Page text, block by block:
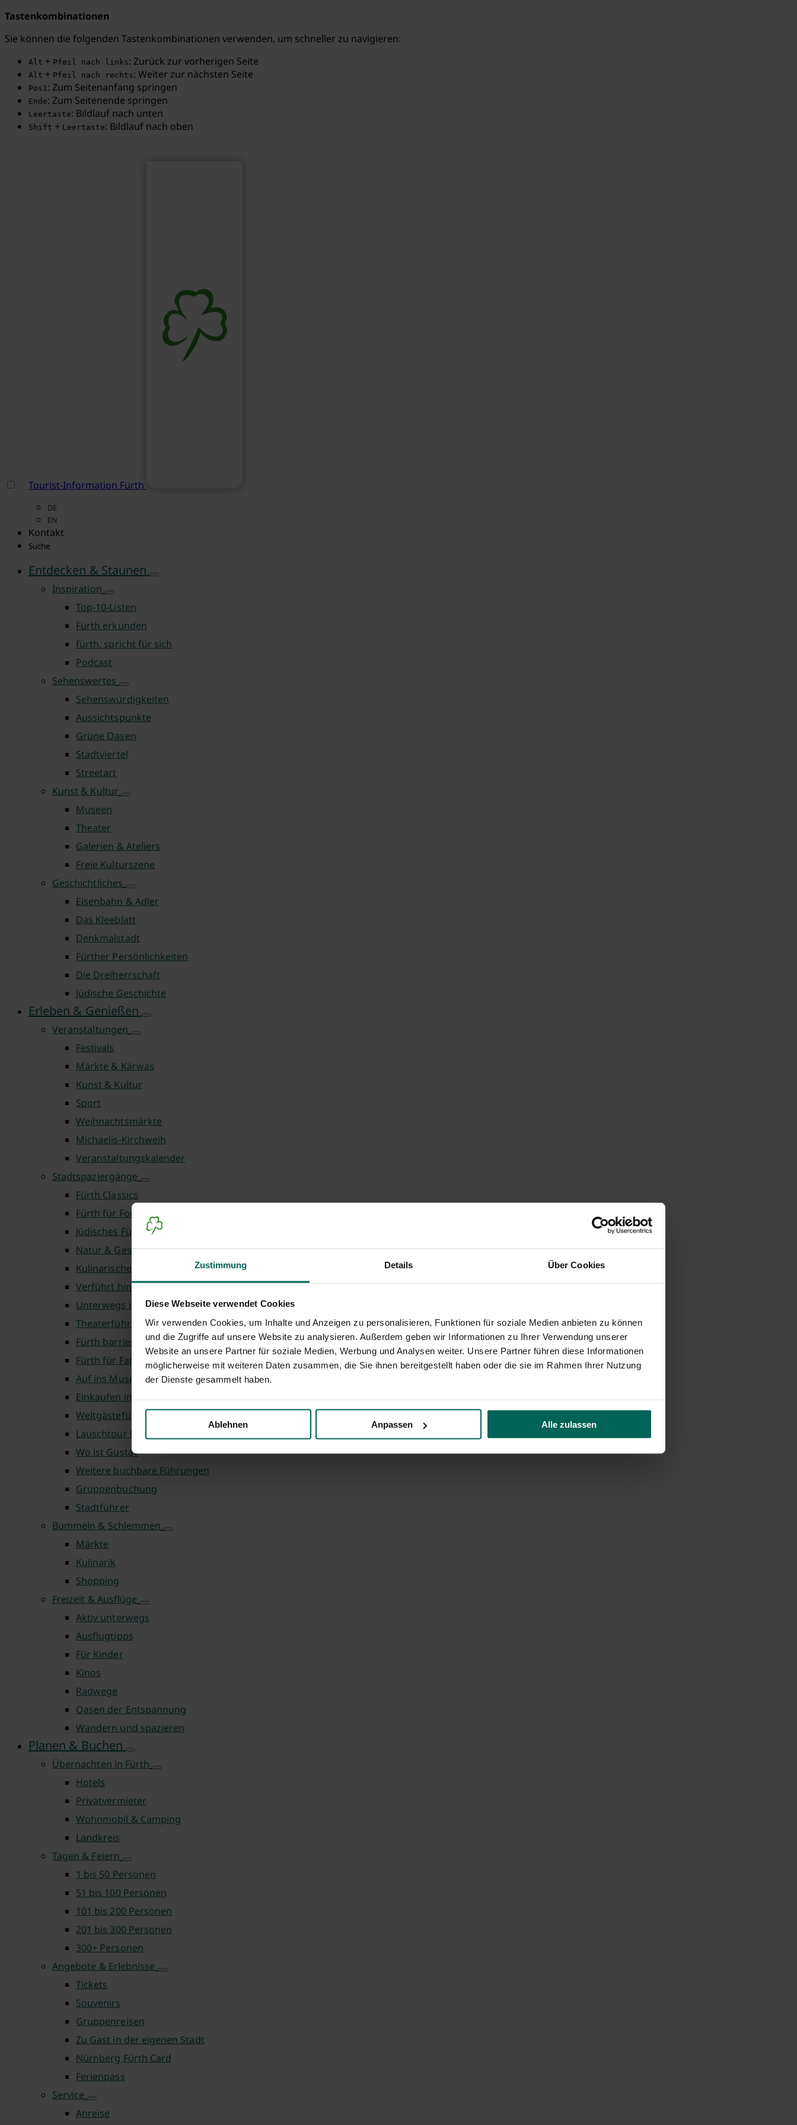
Zustimmung Details Über Cookies
Diese Webseite verwendet Cookies
Wir verwenden Cookies, um Inhalte und Anzeigen zu personalisieren, Funktionen für soziale Medien anbieten zu können
und die Zugriffe auf unsere Website zu analysieren. Außerdem geben wir Informationen zu Ihrer Verwendung unserer
Website an unsere Partner für soziale Medien, Werbung und Analysen weiter. Unsere Partner führen diese Informationen
möglicherweise mit weiteren Daten zusammen, die Sie ihnen bereitgestellt haben oder die sie im Rahmen Ihrer Nutzung
der Dienste gesammelt haben.
Ablehnen Anpassen Alle zulassen
Tastenkombinationen
Sie können die folgenden Tastenkombinationen verwenden, um schneller zu navigieren:
Alt + Pfeil nach links: Zurück zur vorherigen Seite
Alt + Pfeil nach rechts: Weiter zur nächsten Seite
Pos1: Zum Seitenanfang springen
Ende: Zum Seitenende springen
Leertaste: Bildlauf nach unten
Shift + Leertaste: Bildlauf nach oben
Tourist-Information Fürth
DE
EN
Kontakt
Suche
Entdecken & Staunen
Inspiration
Top-10-Listen
Fürth erkunden
fürth. spricht für sich
Podcast
Sehenswertes
Sehenswürdigkeiten
Aussichtspunkte
Grüne Oasen
Stadtviertel
Streetart
Kunst & Kultur
Museen
Theater
Galerien & Ateliers
Freie Kulturszene
Geschichtliches
Eisenbahn & Adler
Das Kleeblatt
Denkmalstadt
Fürther Persönlichkeiten
Die Dreiherrschaft
Jüdische Geschichte
Erleben & Genießen
Veranstaltungen
Festivals
Märkte & Kärwas
Kunst & Kultur
Sport
Weihnachtsmärkte
Michaelis-Kirchweih
Veranstaltungskalender
Stadtspaziergänge
Fürth Classics
Fürth für Fortgeschrittene
Jüdisches Fürth
Natur & Geschichte
Kulinarische Touren
Verführt hinter die Kulissen
Unterwegs in Fürth
Theaterführungen
Fürth barrierefrei
Fürth für Familien
Auf ins Museum
Einkaufen in Fürth
Weltgästeführertag
Lauschtour Fürth
Wo ist Gustav
Weitere buchbare Führungen
Gruppenbuchung
Stadtführer
Bummeln & Schlemmen
Märkte
Kulinarik
Shopping
Freizeit & Ausflüge
Aktiv unterwegs
Ausflugtipps
Für Kinder
Kinos
Radwege
Oasen der Entspannung
Wandern und spazieren
Planen & Buchen
Übernachten in Fürth
Hotels
Privatvermieter
Wohnmobil & Camping
Landkreis
Tagen & Feiern
1 bis 50 Personen
51 bis 100 Personen
101 bis 200 Personen
201 bis 300 Personen
300+ Personen
Angebote & Erlebnisse
Tickets
Souvenirs
Gruppenreisen
Zu Gast in der eigenen Stadt
Nürnberg Fürth Card
Ferienpass
Service
Anreise
Suchbegriff... Suchen